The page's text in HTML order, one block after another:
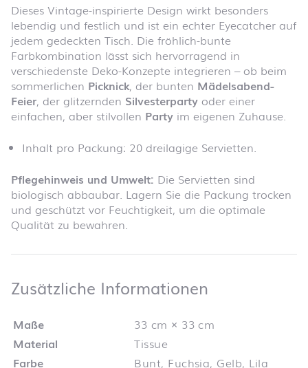
Dieses Vintage-inspirierte Design wirkt besonders
lebendig und festlich und ist ein echter Eyecatcher auf
jedem gedeckten Tisch. Die fröhlich-bunte
Farbkombination lässt sich hervorragend in
verschiedenste Deko-Konzepte integrieren – ob beim
sommerlichen Picknick, der bunten Mädelsabend-
Feier, der glitzernden Silvesterparty oder einer
einfachen, aber stilvollen Party im eigenen Zuhause.
Inhalt pro Packung: 20 dreilagige Servietten.
Pflegehinweis und Umwelt: Die Servietten sind
biologisch abbaubar. Lagern Sie die Packung trocken
und geschützt vor Feuchtigkeit, um die optimale
Qualität zu bewahren.
Zusätzliche Informationen
Maße
33 cm × 33 cm
Material
Tissue
Farbe
Bunt, Fuchsia, Gelb, Lila